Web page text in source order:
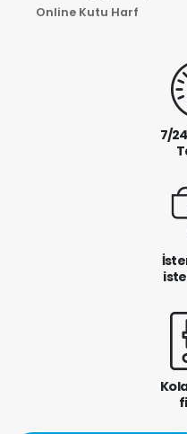
Online Kutu Harf
7/